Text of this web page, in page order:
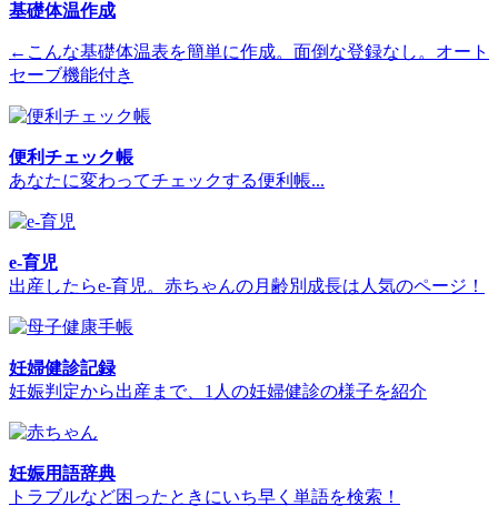
基礎体温作成
←こんな基礎体温表を簡単に作成。面倒な登録なし。オート
セーブ機能付き
便利チェック帳
あなたに変わってチェックする便利帳...
e-育児
出産したらe-育児。赤ちゃんの月齢別成長は人気のページ！
妊婦健診記録
妊娠判定から出産まで、1人の妊婦健診の様子を紹介
妊娠用語辞典
トラブルなど困ったときにいち早く単語を検索！